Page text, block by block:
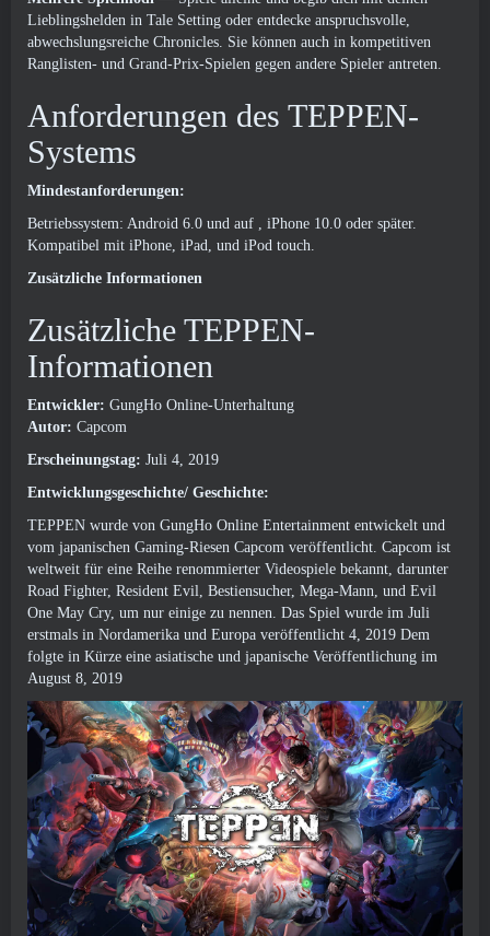
Lieblingshelden in Tale Setting oder entdecke anspruchsvolle,
abwechslungsreiche Chronicles. Sie können auch in kompetitiven
Ranglisten- und Grand-Prix-Spielen gegen andere Spieler antreten.
Anforderungen des TEPPEN-
Systems
Mindestanforderungen:
Betriebssystem: Android 6.0 und auf , iPhone 10.0 oder später.
Kompatibel mit iPhone, iPad, und iPod touch.
Zusätzliche Informationen
Zusätzliche TEPPEN-
Informationen
Entwickler: GungHo Online-Unterhaltung
Autor: Capcom
Erscheinungstag: Juli 4, 2019
Entwicklungsgeschichte/ Geschichte:
TEPPEN wurde von GungHo Online Entertainment entwickelt und
vom japanischen Gaming-Riesen Capcom veröffentlicht. Capcom ist
weltweit für eine Reihe renommierter Videospiele bekannt, darunter
Road Fighter, Resident Evil, Bestiensucher, Mega-Mann, und Evil
One May Cry, um nur einige zu nennen. Das Spiel wurde im Juli
erstmals in Nordamerika und Europa veröffentlicht 4, 2019 Dem
folgte in Kürze eine asiatische und japanische Veröffentlichung im
August 8, 2019